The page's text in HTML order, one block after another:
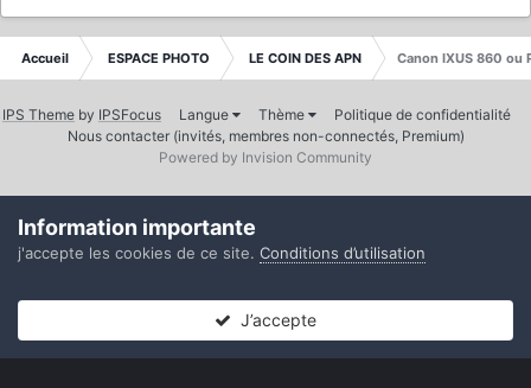
Accueil ESPACE PHOTO LE COIN DES APN Canon IXUS 860 ou
IPS Theme by IPSFocus Langue Thème
Politique de confidentialité
Nous contacter (invités, membres non-connectés, Premium)
Powered by Invision Community
Information importante
j'accepte les cookies de ce site. Conditions d’utilisation
J’accepte